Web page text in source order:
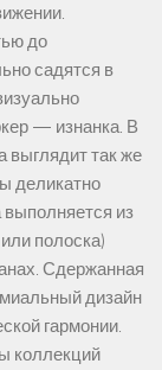
до
садятся в
— изнанка. В
выглядит так же
деликатно
из
полоска)
Сдержанная
дизайн
гармонии.
коллекций